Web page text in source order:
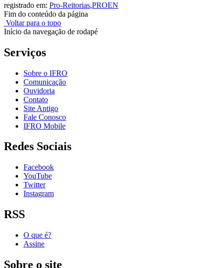
registrado em: Pro-Reitorias,PROEN
Fim do conteúdo da página
Voltar para o topo
Início da navegação de rodapé
Serviços
Sobre o IFRO
Comunicação
Ouvidoria
Contato
Site Antigo
Fale Conosco
IFRO Mobile
Redes Sociais
Facebook
YouTube
Twitter
Instagram
RSS
O que é?
Assine
Sobre o site